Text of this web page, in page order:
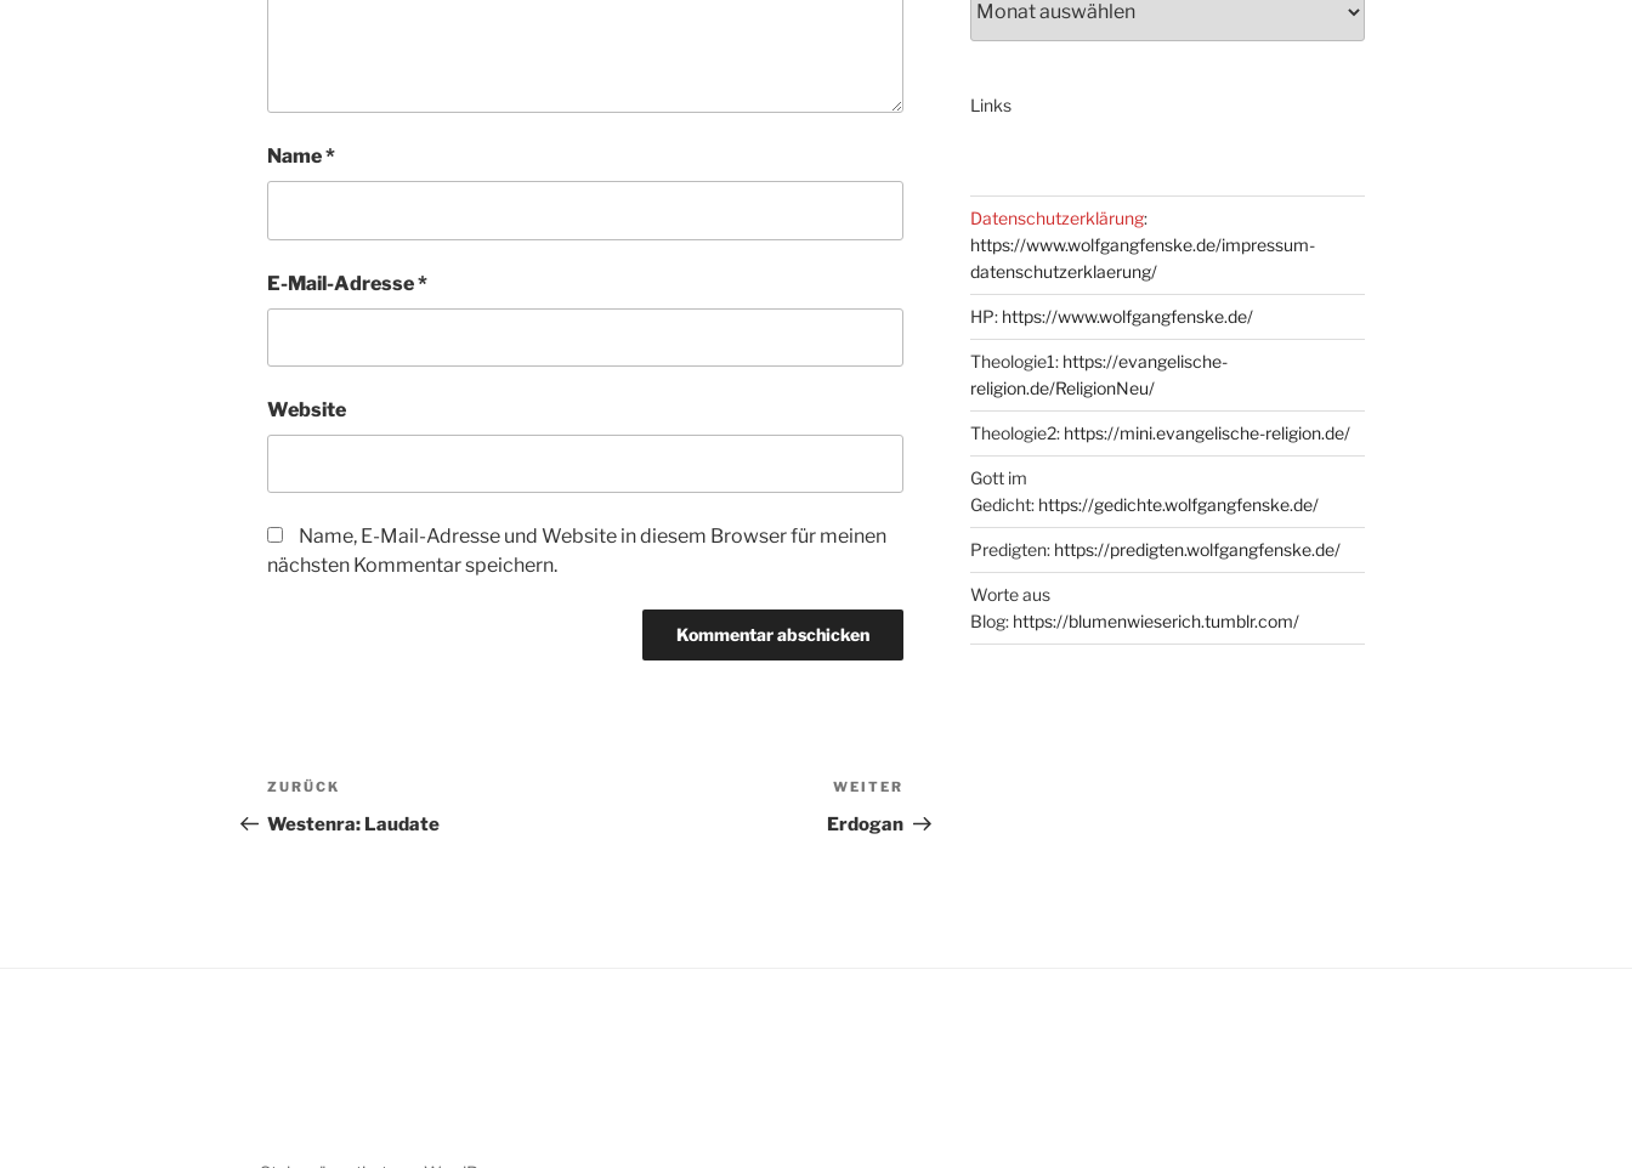
Name*
E-Mail-Adresse*
Website
Name, E-Mail-Adresse und Website in diesem Browser für meinen
nächsten Kommentar speichern.
Beitragsnavigation
Vorheriger
Beitrag
ZURÜCK
Westenra: Laudate
Beitrag
WEITER
Erdogan
Links
Datenschutzerklärung:
https://www.wolfgangfenske.de/impressum-
datenschutzerklaerung/
HP: https://www.wolfgangfenske.de/
Theologie1: https://evangelische-
religion.de/ReligionNeu/
Theologie2: https://mini.evangelische-religion.de/
Gott im
Gedicht: https://gedichte.wolfgangfenske.de/
Predigten: https://predigten.wolfgangfenske.de/
Worte aus
Blog: https://blumenwieserich.tumblr.com/